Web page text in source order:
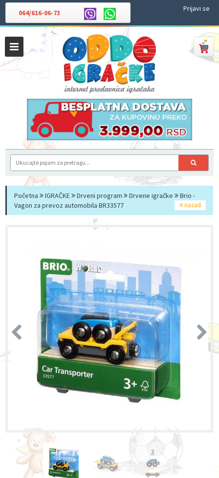
064/616-06-73 Prijavi se
Početna IGRAČKE Drveni program Drvene igračke
Brio -
Vagon za prevoz automobila BR33577
nazad